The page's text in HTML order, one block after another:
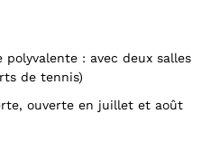
polyvalente : avec deux salles
de tennis)
ouverte en juillet et août